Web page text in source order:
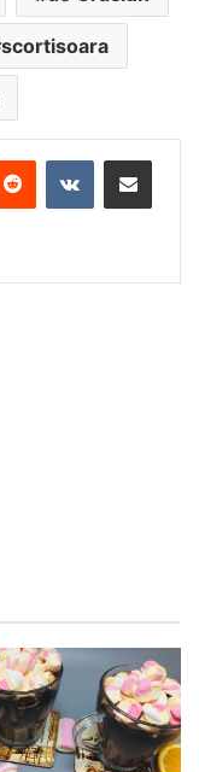
scortisoara